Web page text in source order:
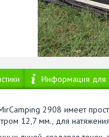
Информация для
2908 имеет
12,7 мм., для